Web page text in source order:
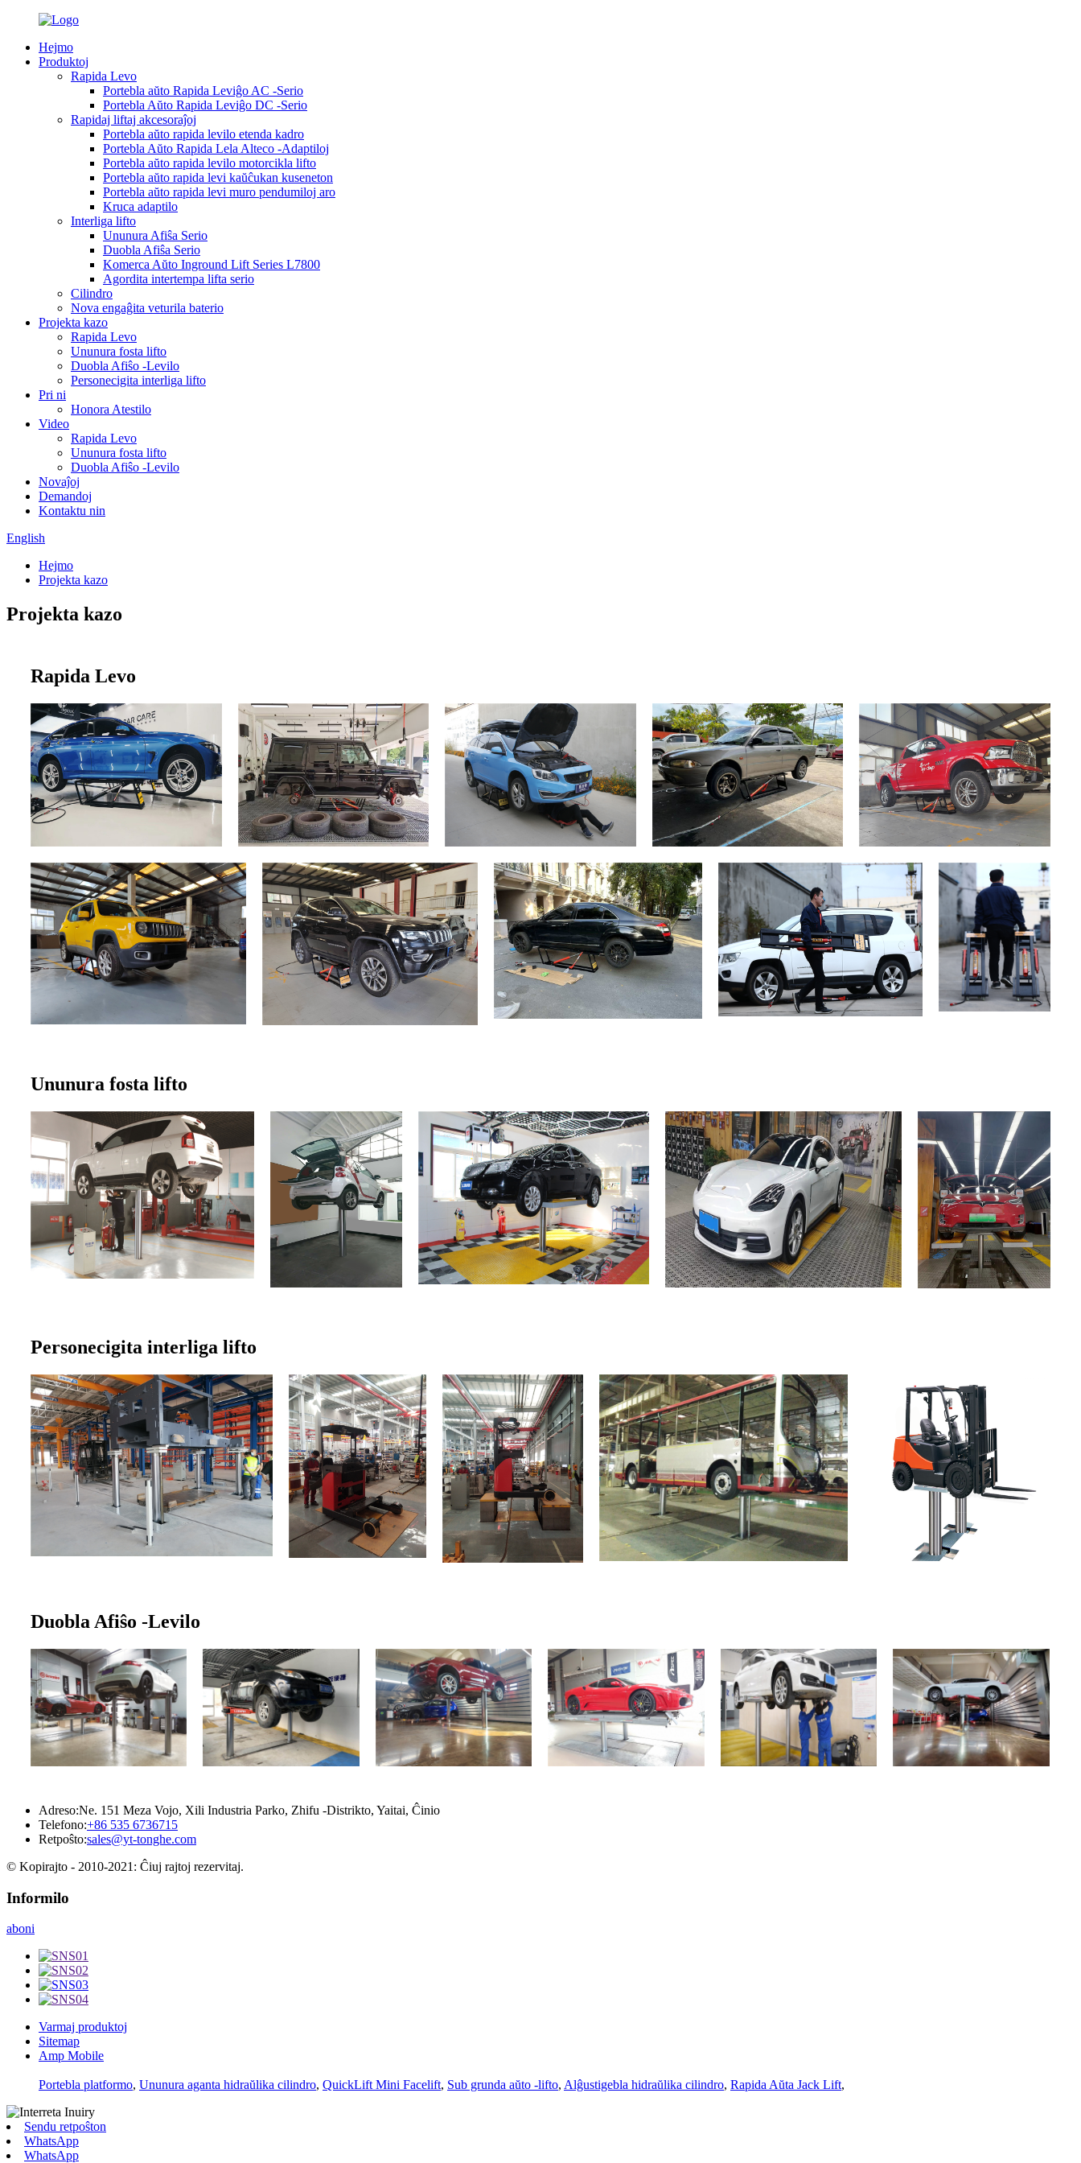
Hejmo
Produktoj
Rapida Levo
Portebla aŭto Rapida Leviĝo AC -Serio
Portebla Aŭto Rapida Leviĝo DC -Serio
Rapidaj liftaj akcesoraĵoj
Portebla aŭto rapida levilo etenda kadro
Portebla Aŭto Rapida Lela Alteco -Adaptiloj
Portebla aŭto rapida levilo motorcikla lifto
Portebla aŭto rapida levi kaŭĉukan kuseneton
Portebla aŭto rapida levi muro pendumiloj aro
Kruca adaptilo
Interliga lifto
Ununura Afiŝa Serio
Duobla Afiŝa Serio
Komerca Aŭto Inground Lift Series L7800
Agordita intertempa lifta serio
Cilindro
Nova engaĝita veturila baterio
Projekta kazo
Rapida Levo
Ununura fosta lifto
Duobla Afiŝo -Levilo
Personecigita interliga lifto
Pri ni
Honora Atestilo
Video
Rapida Levo
Ununura fosta lifto
Duobla Afiŝo -Levilo
Novaĵoj
Demandoj
Kontaktu nin
English
Hejmo
Projekta kazo
Projekta kazo
Rapida Levo
Ununura fosta lifto
Personecigita interliga lifto
Duobla Afiŝo -Levilo
Adreso:Ne. 151 Meza Vojo, Xili Industria Parko, Zhifu -Distrikto, Yaitai, Ĉinio
Telefono:+86 535 6736715
Retpoŝto:sales@yt-tonghe.com
© Kopirajto - 2010-2021: Ĉiuj rajtoj rezervitaj.
Informilo
aboni
Varmaj produktoj
Sitemap
Amp Mobile
Portebla platformo, Ununura aganta hidraŭlika cilindro, QuickLift Mini Facelift, Sub grunda aŭto -lifto, Alĝustigebla hidraŭlika cilindro, Rapida Aŭta Jack Lift,
Sendu retpoŝton
WhatsApp
WhatsApp